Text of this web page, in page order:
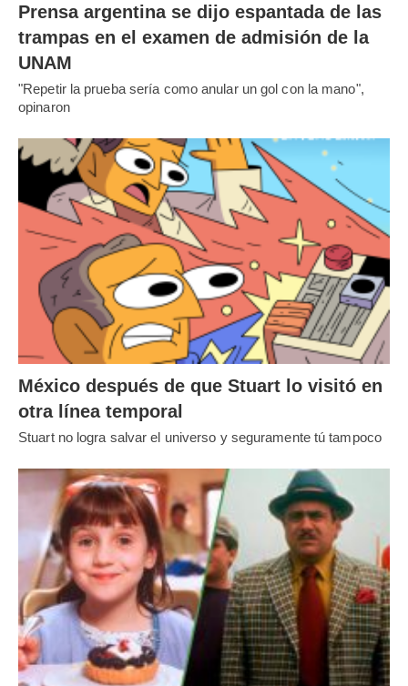
Prensa argentina se dijo espantada de las
trampas en el examen de admisión de la
UNAM
"Repetir la prueba sería como anular un gol con la mano",
opinaron
México después de que Stuart lo visitó en
otra línea temporal
Stuart no logra salvar el universo y seguramente tú tampoco